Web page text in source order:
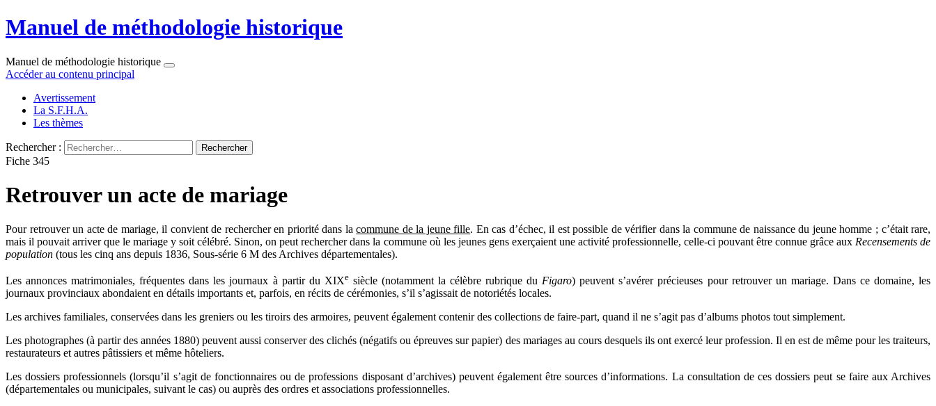
Manuel de méthodologie historique
Manuel de méthodologie historique
Accéder au contenu principal
Avertissement
La S.F.H.A.
Les thèmes
Rechercher :
Fiche 345
Retrouver un acte de mariage
Pour retrouver un acte de mariage, il convient de rechercher en priorité dans lacommune de la jeune fille. En cas d’échec, il est possible de vérifier dans la commune de naissance du jeune homme ; c’était rare,
mais il pouvait arriver que le mariage y soit célébré. Sinon, on peut rechercher dans la commune où les jeunes gens exerçaient une activité professionnelle, celle-ci pouvant être connue grâce aux Recensements de
population (tous les cinq ans depuis 1836, Sous-série 6 M des Archives départementales).
Les annonces matrimoniales, fréquentes dans les journaux à partir du XIXesiècle (notamment la célèbre rubrique du Figaro) peuvent s’avérer précieuses pour retrouver un mariage. Dans ce domaine, les
journaux provinciaux abondaient en détails importants et, parfois, en récits de cérémonies, s’il s’agissait de notoriétés locales.
Les archives familiales, conservées dans les greniers ou les tiroirs des armoires, peuvent également contenir des collections de faire-part, quand il ne s’agit pas d’albums photos tout simplement.
Les photographes (à partir des années 1880) peuvent aussi conserver des clichés (négatifs ou épreuves sur papier) des mariages au cours desquels ils ont exercé leur profession. Il en est de même pour les traiteurs,
restaurateurs et autres pâtissiers et même hôteliers.
Les dossiers professionnels (lorsqu’il s’agit de fonctionnaires ou de professions disposant d’archives) peuvent également être sources d’informations. La consultation de ces dossiers peut se faire aux Archives
(départementales ou municipales, suivant le cas) ou auprès des ordres et associations professionnelles.